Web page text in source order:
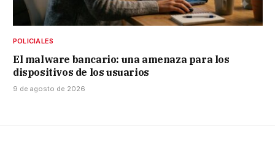
POLICIALES
El malware bancario: una amenaza para los
dispositivos de los usuarios
9 de agosto de 2026